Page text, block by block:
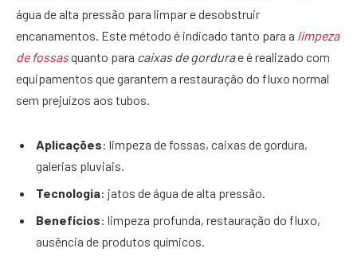
água de alta pressão para limpar e desobstruir
encanamentos. Este método é indicado tanto para a limpeza
de fossasquanto para caixas de gordurae é realizado com
equipamentos que garantem a restauração do fluxo normal
sem prejuízos aos tubos.
Aplicações: limpeza de fossas, caixas de gordura,
galerias pluviais.
Tecnologia: jatos de água de alta pressão.
Benefícios: limpeza profunda, restauração do fluxo,
ausência de produtos químicos.